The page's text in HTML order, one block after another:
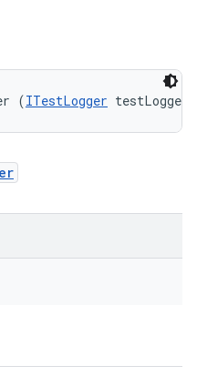
(ITestLogger testLogger)